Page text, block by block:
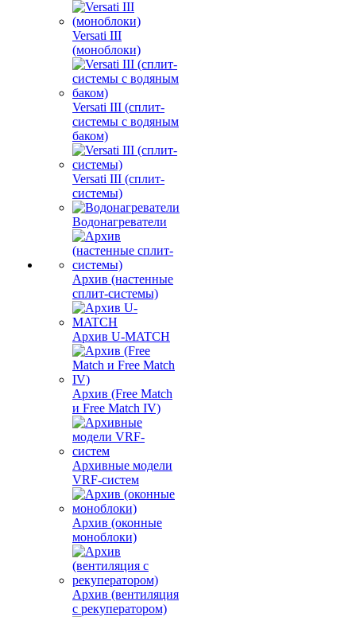
Versati III
(моноблоки)
Versati III (сплит-
системы с водяным
баком)
Versati III (сплит-
системы)
Водонагреватели
Архив (настенные
сплит-системы)
Архив U-MATCH
Архив (Free Match
и Free Match IV)
Архивные модели
VRF-систем
Архив (оконные
моноблоки)
Архив (вентиляция
с рекуператором)